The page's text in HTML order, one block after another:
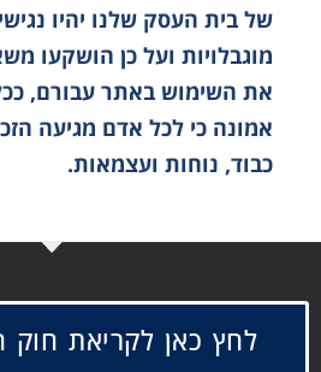
של בית העסק שלנו יהיו
מוגבלויות ועל כן הושקעו
את השימוש באתר עבורם,
אמונה כי לכל אדם מגיעה
כבוד, נוחות ועצמאות.
לחץ כאן לקריאת חוק